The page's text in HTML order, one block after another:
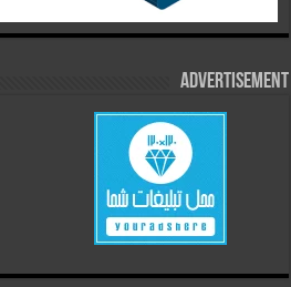
Advertisement